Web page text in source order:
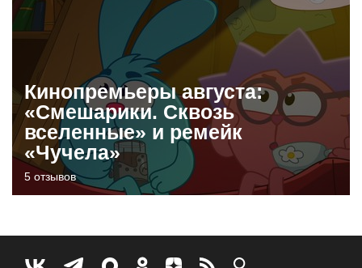
Кинопремьеры августа:
«Смешарики. Сквозь
вселенные» и ремейк
«Чучела»
5 отзывов